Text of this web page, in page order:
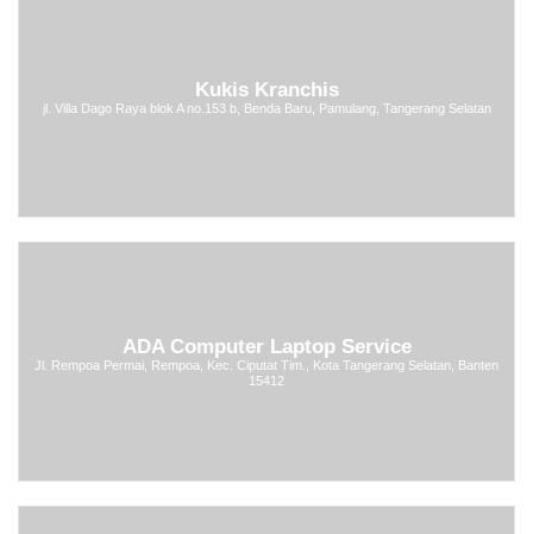
Kukis Kranchis
jl. Villa Dago Raya blok A no.153 b, Benda Baru, Pamulang, Tangerang Selatan
ADA Computer Laptop Service
Jl. Rempoa Permai, Rempoa, Kec. Ciputat Tim., Kota Tangerang Selatan, Banten
15412